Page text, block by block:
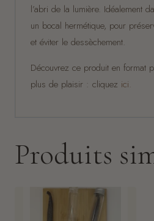
l’abri de la lumière. Idéalement
un bocal hermétique, pour
et éviter le dessèchement.
Découvrez ce produit en format
plus de plaisir : cliquez ici.
Produits